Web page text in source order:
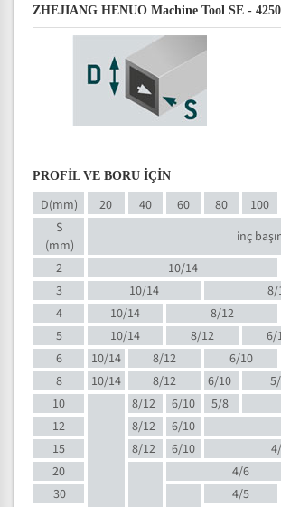
ZHEJIANG HENUO Machine Tool SE -
PROFİL VE BORU İÇİN
D(mm) 20 40 60 80 100
S
(mm)
inç
2
10/14
3
10/14 8/
4
10/14 8/12
5
10/14 8/12 6/
6
10/14 8/12 6/10
8
10/14 8/12 6/10
10
8/12 6/10 5/8
12
8/12 6/10
15
8/12 6/10
20
4/6
30
4/5